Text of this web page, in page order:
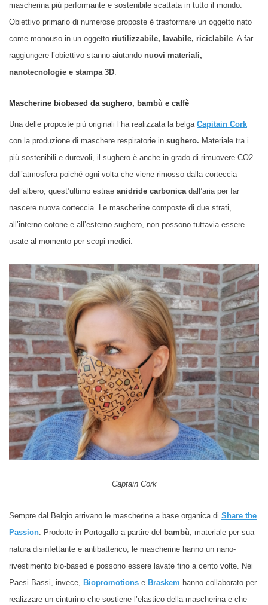
mascherina più performante e sostenibile scattata in tutto il mondo.
Obiettivo primario di numerose proposte è trasformare un oggetto nato
come monouso in un oggetto riutilizzabile, lavabile, riciclabile. A far
raggiungere l’obiettivo stanno aiutando nuovi materiali,
nanotecnologie e stampa 3D.
Mascherine biobased da sughero, bambù e caffè
Una delle proposte più originali l’ha realizzata la belga Capitain Cork
con la produzione di maschere respiratorie in sughero. Materiale tra i
più sostenibili e durevoli, il sughero è anche in grado di rimuovere CO2
dall’atmosfera poiché ogni volta che viene rimosso dalla corteccia
dell’albero, quest’ultimo estrae anidride carbonicadall’aria per far
nascere nuova corteccia. Le mascherine composte di due strati,
all’interno cotone e all’esterno sughero, non possono tuttavia essere
usate al momento per scopi medici.
Captain Cork
Sempre dal Belgio arrivano le mascherine a base organica di Share the
Passion. Prodotte in Portogallo a partire del bambù, materiale per sua
natura disinfettante e antibatterico, le mascherine hanno un nano-
rivestimento bio-based e possono essere lavate fino a cento volte. Nei
Paesi Bassi, invece, Biopromotions e Braskem hanno collaborato per
realizzare un cinturino che sostiene l’elastico della mascherina e che